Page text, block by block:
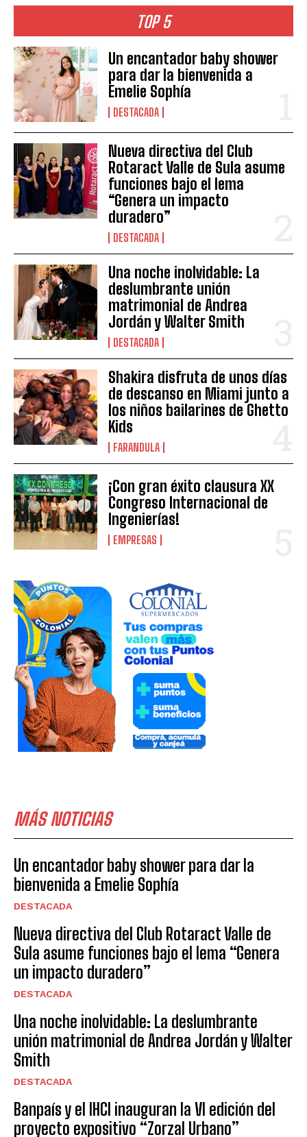
TOP 5
Un encantador baby shower
para dar la bienvenida a
Emelie Sophía
DESTACADA
Nueva directiva del Club
Rotaract Valle de Sula asume
funciones bajo el lema
“Genera un impacto
duradero”
DESTACADA
Una noche inolvidable: La
deslumbrante unión
matrimonial de Andrea
Jordán y Walter Smith
DESTACADA
Shakira disfruta de unos días
de descanso en Miami junto a
los niños bailarines de Ghetto
Kids
FARANDULA
¡Con gran éxito clausura XX
Congreso Internacional de
Ingenierías!
EMPRESAS
MÁS NOTICIAS
Un encantador baby shower para dar la
bienvenida a Emelie Sophía
DESTACADA
Nueva directiva del Club Rotaract Valle de
Sula asume funciones bajo el lema “Genera
un impacto duradero”
DESTACADA
Una noche inolvidable: La deslumbrante
unión matrimonial de Andrea Jordán y Walter
Smith
DESTACADA
Banpaís y el IHCI inauguran la VI edición del
proyecto expositivo “Zorzal Urbano”